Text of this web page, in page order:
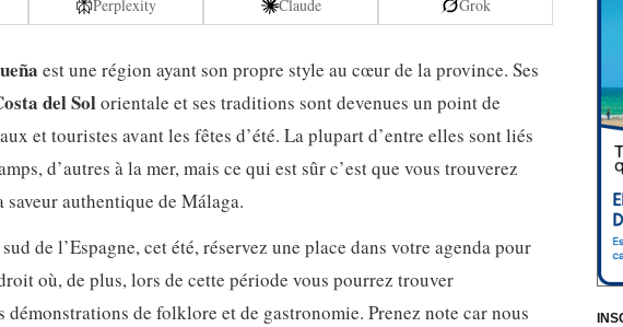
Perplexity Claude Grok
est une région ayant son propre style au cœur de la province. Ses
del Solorientale et ses traditions sont devenues un point de
et touristes avant les fêtes d’été. La plupart d’entre elles sont liés
d’autres à la mer, mais ce qui est sûr c’est que vous trouverez
authentique de Málaga.
de l’Espagne, cet été, réservez une place dans votre agenda pour
où, de plus, lors de cette période vous pourrez trouver
démonstrations de folklore et de gastronomie. Prenez note car nous